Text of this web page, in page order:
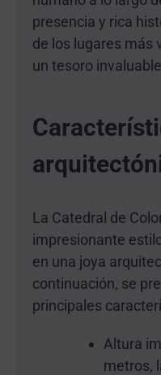
presencia y rica
de los lugares más
un tesoro
La Catedral de
impresionante
en una joya
continuación, se
principales
Altura
metros,